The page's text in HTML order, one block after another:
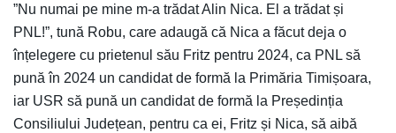
”Nu numai pe mine m-a trădat Alin Nica. El a trădat și
PNL!”, tună Robu, care adaugă că Nica a făcut deja o
înțelegere cu prietenul său Fritz pentru 2024, ca PNL să
pună în 2024 un candidat de formă la Primăria Timișoara,
iar USR să pună un candidat de formă la Președinția
Consiliului Județean, pentru ca ei, Fritz și Nica, să aibă